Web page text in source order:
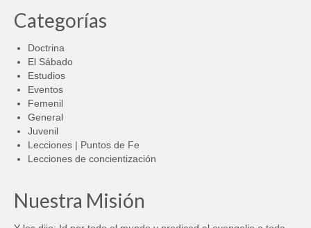
Categorías
Doctrina
El Sábado
Estudios
Eventos
Femenil
General
Juvenil
Lecciones | Puntos de Fe
Lecciones de concientización
Nuestra Misión